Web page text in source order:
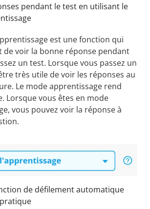
pendant le test en utilisant le
est une fonction qui
de voir la bonne réponse pendant
un test. Lorsque vous passez un
très utile de voir les réponses au
Le mode apprentissage rend
Lorsque vous êtes en mode
vous pouvez voir la réponse à
de défilement automatique